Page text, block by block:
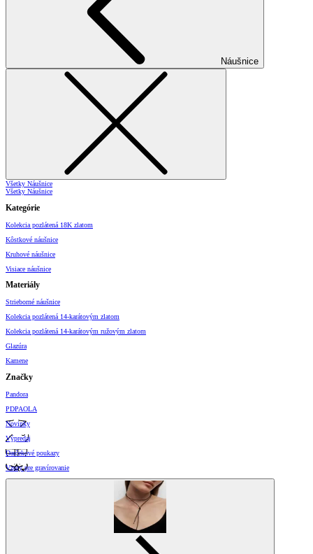
Náušnice
Všetky Náušnice
Všetky Náušnice
Kategórie
Kolekcia pozlátená 18K zlatom
Kôstkové náušnice
Kruhové náušnice
Visiace náušnice
Materiály
Strieborné náušnice
Kolekcia pozlátená 14-karátovým zlatom
Kolekcia pozlátená 14-karátovým ružovým zlatom
Glazúra
Kamene
Značky
Pandora
PDPAOLA
Novinky
Výpredaj
Darčekové poukazy
Vzory pre gravírovanie